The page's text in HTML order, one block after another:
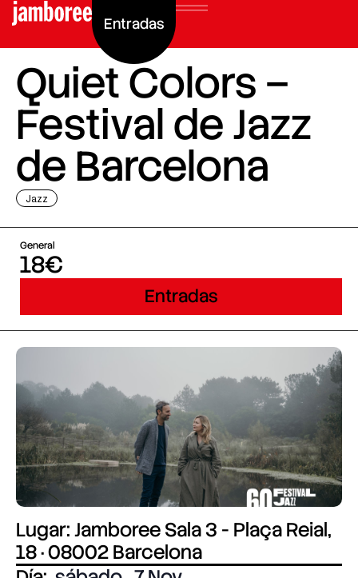
Entradas
Quiet Colors –
Festival de Jazz
de Barcelona
Jazz
General
18€
Entradas
Lugar: Jamboree Sala 3 - Plaça Reial,
18 · 08002 Barcelona